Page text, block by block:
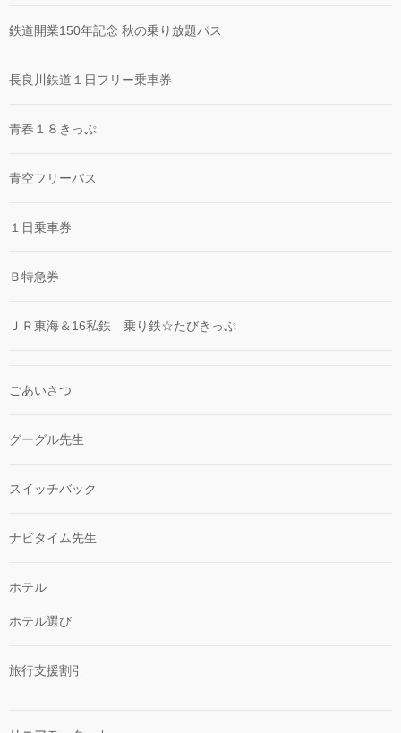
鉄道開業150年記念 秋の乗り放題パス
長良川鉄道１日フリー乗車券
青春１８きっぷ
青空フリーパス
１日乗車券
Ｂ特急券
ＪＲ東海＆16私鉄 乗り鉄☆たびきっぷ
ごあいさつ
グーグル先生
スイッチバック
ナビタイム先生
ホテル
ホテル選び
旅行支援割引